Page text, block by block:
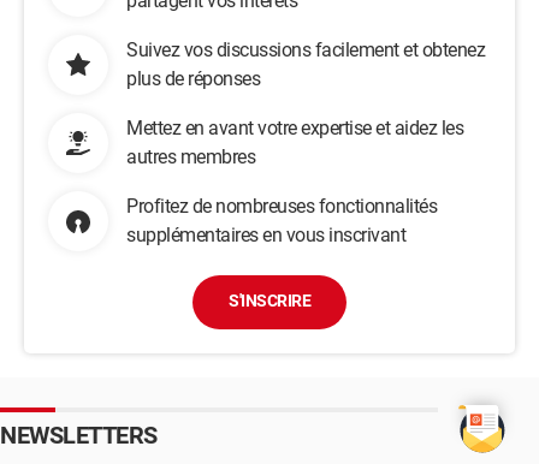
Suivez vos discussions facilement et obtenez
plus de réponses
Mettez en avant votre expertise et aidez les
autres membres
Profitez de nombreuses fonctionnalités
supplémentaires en vous inscrivant
S'INSCRIRE
NEWSLETTERS